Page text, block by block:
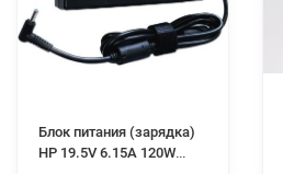
Блок питания (зарядка)
HP 19.5V 6.15A 120W